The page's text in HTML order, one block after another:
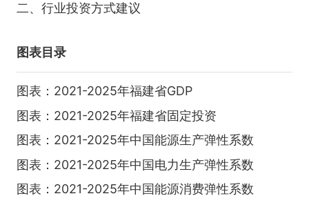
二、行业投资方式建议
图表目录
图表：2021-2025年福建省GDP
图表：2021-2025年福建省固定投资
图表：2021-2025年中国能源生产弹性系数
图表：2021-2025年中国电力生产弹性系数
图表：2021-2025年中国能源消费弹性系数